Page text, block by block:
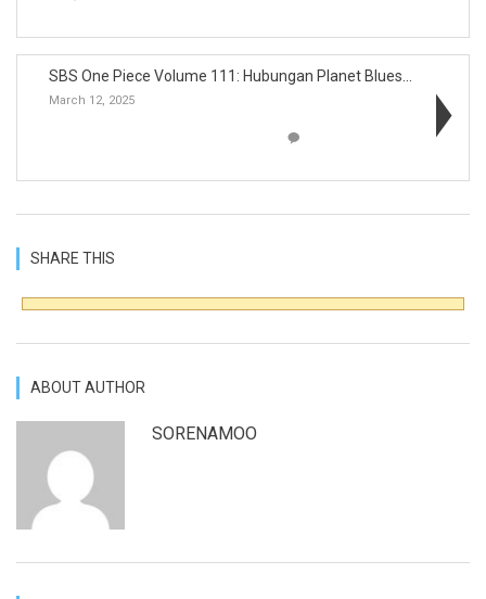
March 12, 2025
SHARE THIS
ABOUT AUTHOR
SORENAMOO